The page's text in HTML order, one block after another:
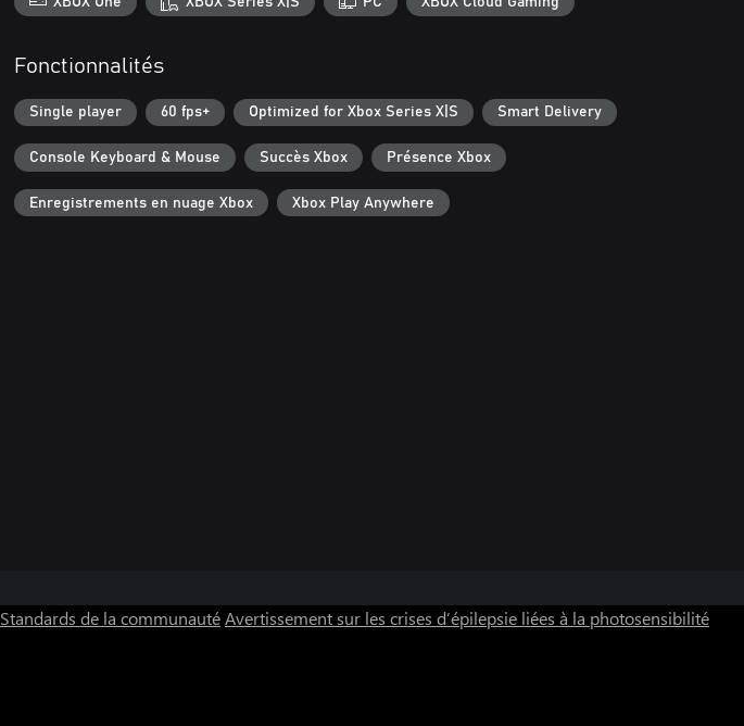
Fonctionnalités
Single player 60 fps+ Optimized for Xbox Series X|S Smart Delivery
Console Keyboard & Mouse Succès Xbox Présence Xbox
Enregistrements en nuage Xbox Xbox Play Anywhere
Standards de la communautéAvertissement sur les crises d’épilepsie liées à la photosensibilité